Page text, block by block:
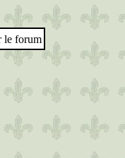
le forum